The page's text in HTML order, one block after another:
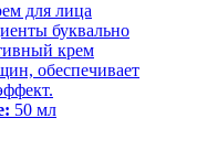
для лица
буквально
крем
обеспечивает
50 мл